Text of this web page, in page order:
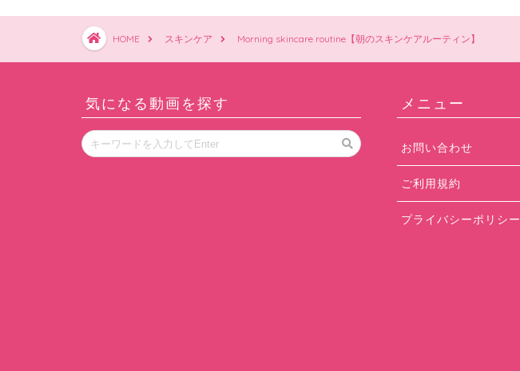
HOME スキンケア Morning skincare routine【朝のスキンケアルーティン】
気になる動画を探す メニュー
お問い合わせ
ご利用規約
プライバシーポリシー